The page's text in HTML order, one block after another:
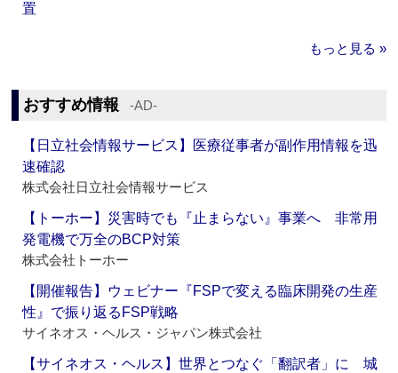
置
もっと見る »
おすすめ情報 ‐AD‐
【日立社会情報サービス】医療従事者が副作用情報を迅
速確認
株式会社日立社会情報サービス
【トーホー】災害時でも『止まらない』事業へ 非常用
発電機で万全のBCP対策
株式会社トーホー
【開催報告】ウェビナー『FSPで変える臨床開発の生産
性』で振り返るFSP戦略
サイネオス・ヘルス・ジャパン株式会社
【サイネオス・ヘルス】世界とつなぐ「翻訳者」に 城